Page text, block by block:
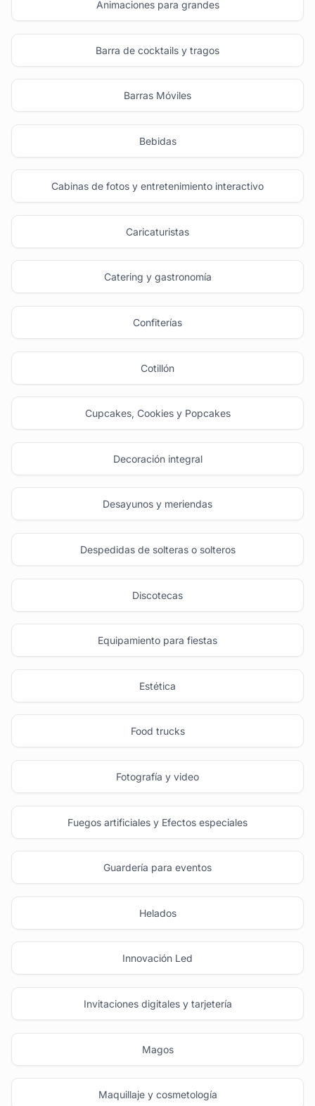
Animaciones para grandes
Barra de cocktails y tragos
Barras Móviles
Bebidas
Cabinas de fotos y entretenimiento interactivo
Caricaturistas
Catering y gastronomía
Confiterías
Cotillón
Cupcakes, Cookies y Popcakes
Decoración integral
Desayunos y meriendas
Despedidas de solteras o solteros
Discotecas
Equipamiento para fiestas
Estética
Food trucks
Fotografía y video
Fuegos artificiales y Efectos especiales
Guardería para eventos
Helados
Innovación Led
Invitaciones digitales y tarjetería
Magos
Maquillaje y cosmetología